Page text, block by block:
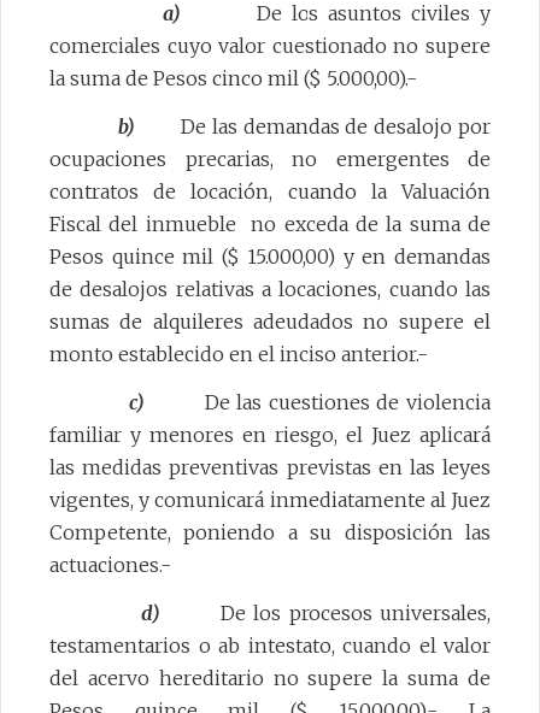
a) De los asuntos civiles y
comerciales cuyo valor cuestionado no supere
la suma de Pesos cinco mil ($ 5.000,00).-
b) De las demandas de desalojo por
ocupaciones precarias, no emergentes de
contratos de locación, cuando la Valuación
Fiscal del inmueble no exceda de la suma de
Pesos quince mil ($ 15.000,00) y en demandas
de desalojos relativas a locaciones, cuando las
sumas de alquileres adeudados no supere el
monto establecido en el inciso anterior.-
c) De las cuestiones de violencia
familiar y menores en riesgo, el Juez aplicará
las medidas preventivas previstas en las leyes
vigentes, y comunicará inmediatamente al Juez
Competente, poniendo a su disposición las
actuaciones.-
d) De los procesos universales,
testamentarios o ab intestato, cuando el valor
del acervo hereditario no supere la suma de